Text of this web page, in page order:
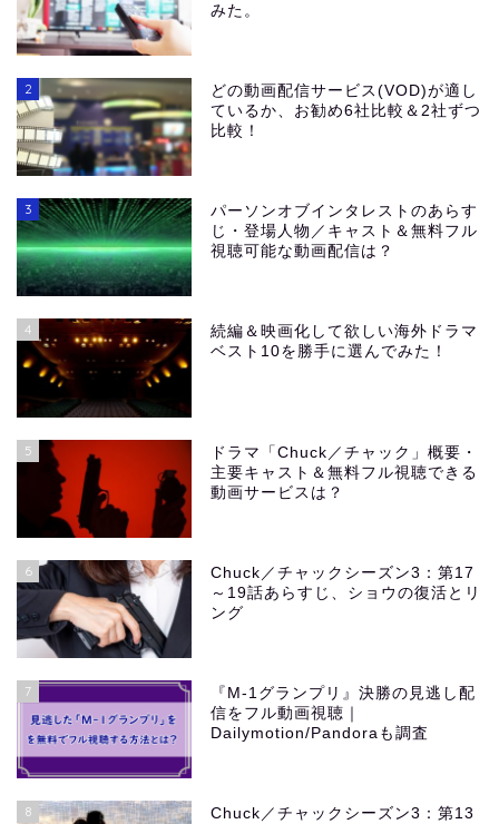
みた。
2
どの動画配信サービス(VOD)が適し
ているか、お勧め6社比較＆2社ずつ
比較！
3
パーソンオブインタレストのあらす
じ・登場人物／キャスト＆無料フル
視聴可能な動画配信は？
4
続編＆映画化して欲しい海外ドラマ
ベスト10を勝手に選んでみた！
5
ドラマ「Chuck／チャック」概要・
主要キャスト＆無料フル視聴できる
動画サービスは？
6
Chuck／チャックシーズン3：第17
～19話あらすじ、ショウの復活とリ
ング
7
『M-1グランプリ』決勝の見逃し配
信をフル動画視聴｜
Dailymotion/Pandoraも調査
8
Chuck／チャックシーズン3：第13